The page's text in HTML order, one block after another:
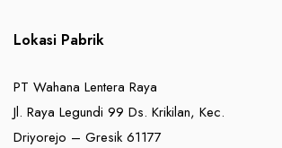
Lokasi Pabrik
PT Wahana Lentera Raya
Jl. Raya Legundi 99 Ds. Krikilan, Kec.
Driyorejo – Gresik 61177